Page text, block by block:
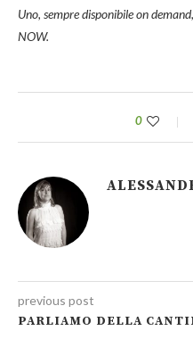
Uno, sempre disponibile on
NOW.
0
previous post
PARLIAMO DELLA